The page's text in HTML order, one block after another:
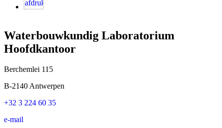
Waterbouwkundig Laboratorium
Hoofdkantoor
Berchemlei 115
B-2140 Antwerpen
+32 3 224 60 35
e-mail